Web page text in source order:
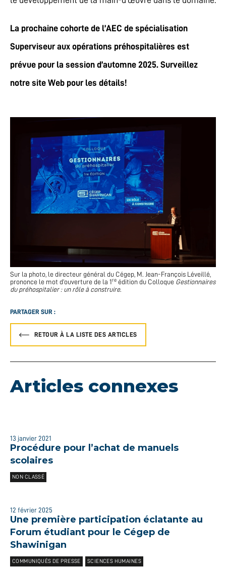
La prochaine cohorte de l’AEC de spécialisation
Superviseur aux opérations préhospitalières est
prévue pour la session d’automne 2025. Surveillez
notre site Web pour les détails!
Sur la photo, le directeur général du Cégep, M. Jean-François Léveillé,
prononce le mot d’ouverture de la 1re édition du Colloque Gestionnaires
du préhospitalier : un rôle à construire.
PARTAGER SUR :
RETOUR À LA LISTE DES ARTICLES
Articles connexes
13 janvier 2021
Procédure pour l’achat de manuels
scolaires
NON CLASSÉ
12 février 2025
Une première participation éclatante au
Forum étudiant pour le Cégep de
Shawinigan
COMMUNIQUÉS DE PRESSE SCIENCES HUMAINES